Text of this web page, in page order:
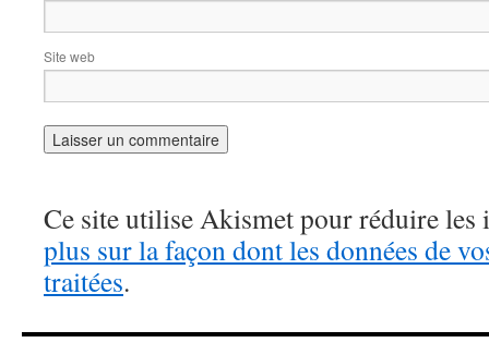
Site web
Ce site utilise Akismet pour réduire les
plus sur la façon dont les données de
traitées.